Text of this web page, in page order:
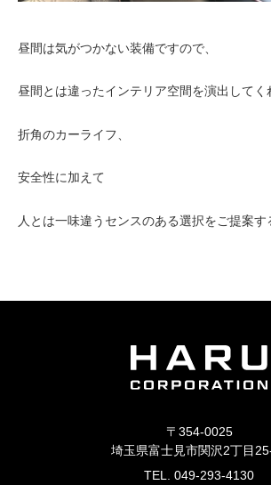
昼間は気がつかない装備ですので、
昼間とは違ったインテリア空間を演出してく
折角のカーライフ、
安全性に加えて
人とは一味違うセンスのある選択をご提案
〒354-0025
埼玉県富士見市関沢2丁目
TEL. 049-293-4130